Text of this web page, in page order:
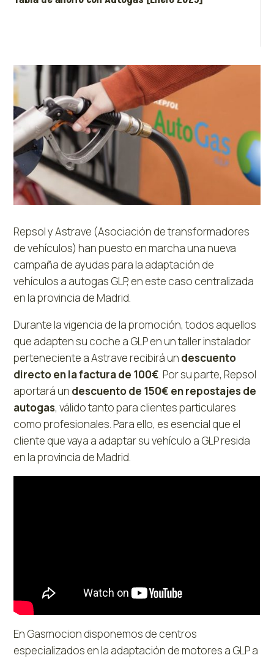
Repsol y Astrave (Asociación de transformadores
de vehículos) han puesto en marcha una nueva
campaña de ayudas para la adaptación de
vehículos a autogas GLP, en este caso centralizada
en la provincia de Madrid.
Durante la vigencia de la promoción, todos aquellos
que adapten su coche a GLP en un taller instalador
perteneciente a Astrave recibirá un descuento
directo en la factura de 100€. Por su parte, Repsol
aportará un descuento de 150€ en repostajes de
autogas, válido tanto para clientes particulares
como profesionales. Para ello, es esencial que el
cliente que vaya a adaptar su vehículo a GLP resida
en la provincia de Madrid.
En Gasmocion disponemos de centros
especializados en la adaptación de motores a GLP a